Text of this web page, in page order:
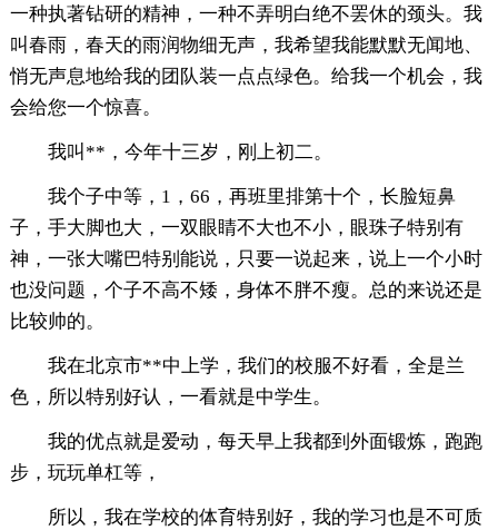
一种执著钻研的精神，一种不弄明白绝不罢休的颈头。我
叫春雨，春天的雨润物细无声，我希望我能默默无闻地、
悄无声息地给我的团队装一点点绿色。给我一个机会，我
会给您一个惊喜。
我叫**，今年十三岁，刚上初二。
我个子中等，1，66，再班里排第十个，长脸短鼻
子，手大脚也大，一双眼睛不大也不小，眼珠子特别有
神，一张大嘴巴特别能说，只要一说起来，说上一个小时
也没问题，个子不高不矮，身体不胖不瘦。总的来说还是
比较帅的。
我在北京市**中上学，我们的校服不好看，全是兰
色，所以特别好认，一看就是中学生。
我的优点就是爱动，每天早上我都到外面锻炼，跑跑
步，玩玩单杠等，
所以，我在学校的体育特别好，我的学习也是不可质